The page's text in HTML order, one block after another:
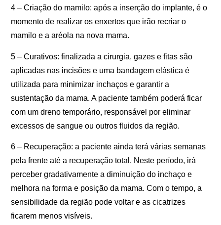
4 – Criação do mamilo: após a inserção do implante, é o
momento de realizar os enxertos que irão recriar o
mamilo e a aréola na nova mama.
5 – Curativos: finalizada a cirurgia, gazes e fitas são
aplicadas nas incisões e uma bandagem elástica é
utilizada para minimizar inchaços e garantir a
sustentação da mama. A paciente também poderá ficar
com um dreno temporário, responsável por eliminar
excessos de sangue ou outros fluidos da região.
6 – Recuperação: a paciente ainda terá várias semanas
pela frente até a recuperação total. Neste período, irá
perceber gradativamente a diminuição do inchaço e
melhora na forma e posição da mama. Com o tempo, a
sensibilidade da região pode voltar e as cicatrizes
ficarem menos visíveis.